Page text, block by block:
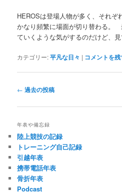
HEROSは登場人物が多く、それぞ
かなり頻繁に場面が切り替わる。
ていくような気がするのだけど、見
カテゴリー:平凡な日々 | コメントを
投
ナ
ー
シ
ョ
ン
← 過去の投稿
年表や備忘録
陸上競技の記録
トレーニング自己記録
引越年表
携帯電話年表
骨折年表
Podcast